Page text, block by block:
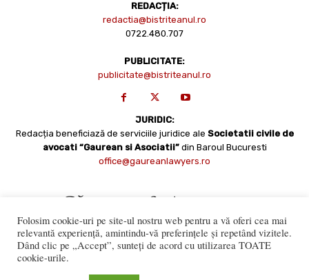
REDACȚIA:
redactia@bistriteanul.ro
0722.480.707
PUBLICITATE:
publicitate@bistriteanul.ro
JURIDIC:
Redacția beneficiază de serviciile juridice ale Societatii civile de
avocati “Gaurean si Asociatii” din Baroul Bucuresti
office@gaureanlawyers.ro
Folosim cookie-uri pe site-ul nostru web pentru a vă oferi cea mai
relevantă experiență, amintindu-vă preferințele și repetând vizitele.
Dând clic pe „Accept”, sunteți de acord cu utilizarea TOATE
cookie-urile.